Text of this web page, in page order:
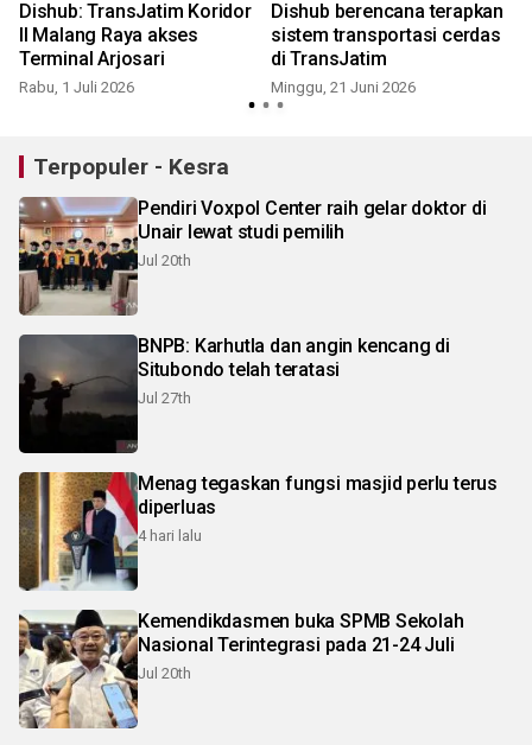
Dishub: TransJatim Koridor
II Malang Raya akses
Terminal Arjosari
Rabu, 1 Juli 2026
Dishub berencana terapkan
sistem transportasi cerdas
di TransJatim
Minggu, 21 Juni 2026
Terpopuler - Kesra
Pendiri Voxpol Center raih gelar doktor di
Unair lewat studi pemilih
Jul 20th
BNPB: Karhutla dan angin kencang di
Situbondo telah teratasi
Jul 27th
Menag tegaskan fungsi masjid perlu terus
diperluas
4 hari lalu
Kemendikdasmen buka SPMB Sekolah
Nasional Terintegrasi pada 21-24 Juli
Jul 20th